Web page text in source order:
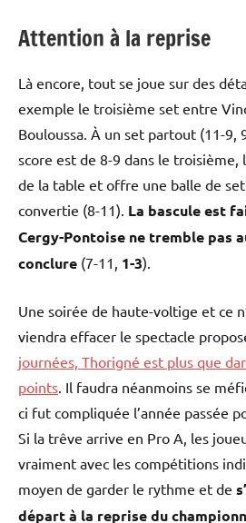
Attention à la reprise
Là encore, tout se joue sur des
exemple le troisième set entre
Bouloussa. À un set partout (11-9,
score est de 8-9 dans le troisième,
de la table et offre une balle de
convertie (8-11). La bascule est
Cergy-Pontoise ne tremble pas
conclure (7-11, 1-3).
Une soirée de haute-voltige et ce
viendra effacer le spectacle
journées, Thorigné est plus que
points. Il faudra néanmoins se
ci fut compliquée l’année passée
Si la trêve arrive en Pro A, les
vraiment avec les compétitions
moyen de garder le rythme et de
départ à la reprise du